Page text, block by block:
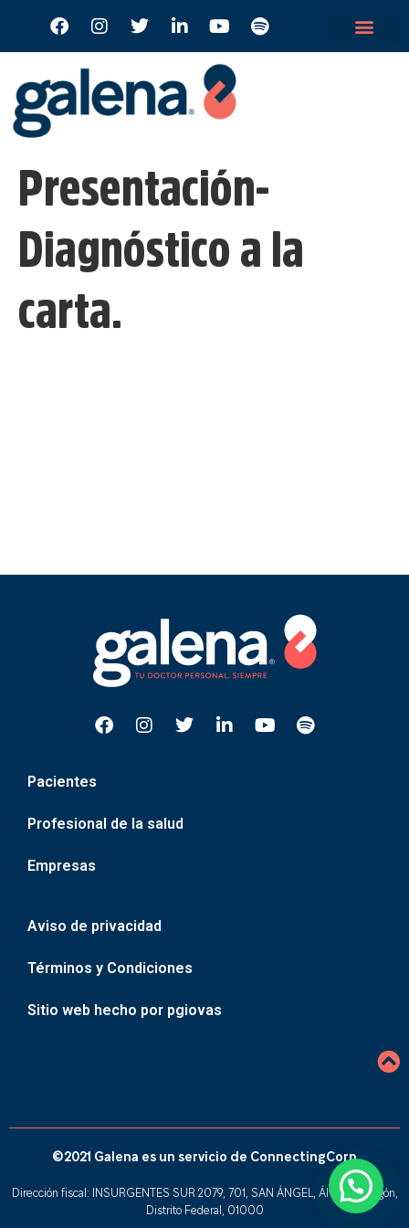
Presentación-
Diagnóstico a la
carta.
Pacientes
Profesional de la salud
Empresas
Aviso de privacidad
Términos y Condiciones
Sitio web hecho por pgiovas
©2021 Galena es un servicio de ConnectingCorp
Dirección fiscal: INSURGENTES SUR 2079, 701, SAN ÁNGEL, Álvaro Obregón,
Distrito Federal, 01000